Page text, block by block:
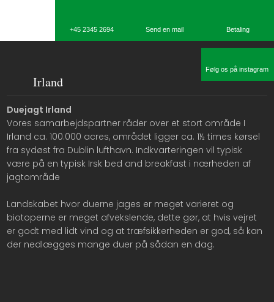
​+45 2345 2694 Send en mail Betaling​
Følg os på instagram
Irland
​Duejagt Irland
Vores samarbejdspartner råder over et stort område I
Irland ca. 100.000 acres, området ligger ca. 1½ times kørsel
fra sydøst fra Dublin lufthavn. Indkvarteringen vil typisk
være på en typisk Irsk bed and breakfast i nærheden af
jagtområde
Landskabet hvor duerne jages er meget varieret og
biotoperne er meget afvekslende, dette gør, at hvis vejret
er godt med lidt vind og at træfsikkerheden er god, så kan
der nedlægges mange duer på sådan en dag.